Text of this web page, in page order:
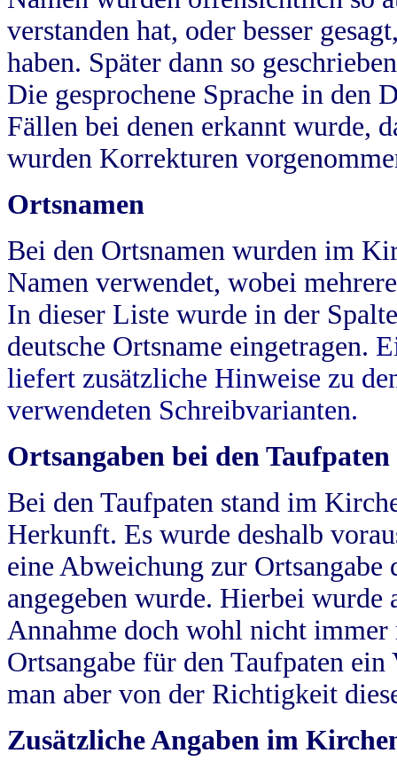
verstanden hat, oder besser
haben. Später dann so
Die gesprochene Sprache in
Fällen bei denen erkannt wurde,
wurden Korrekturen
Ortsnamen
Bei den Ortsnamen wurden im
Namen verwendet, wobei
In dieser Liste wurde in der
deutsche Ortsname eingetragen.
liefert zusätzliche Hinweise zu
verwendeten Schreibvarianten.
Ortsangaben bei den Taufpaten
Bei den Taufpaten stand im
Herkunft. Es wurde deshalb
eine Abweichung zur
angegeben wurde. Hierbei wurde
Annahme doch wohl nicht
Ortsangabe für den Taufpaten
man aber von der Richtigkeit
Zusätzliche Angaben im